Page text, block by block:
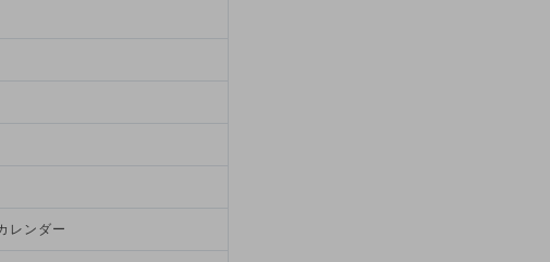
レンダー